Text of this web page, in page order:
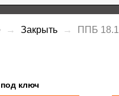
Закрыть ППБ
под ключ